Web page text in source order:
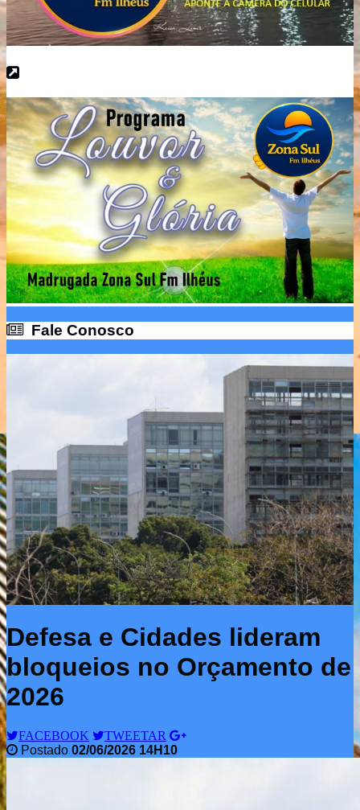
Fale Conosco
Defesa e Cidades lideram
bloqueios no Orçamento de
2026
FACEBOOK
TWEETAR
Postado 02/06/2026 14H10